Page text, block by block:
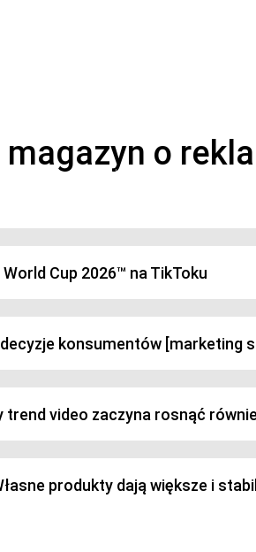
magazyn o marketingu, reklamie i
Cup 2026™ na TikToku
konsumentów [marketing
trend video zaczyna rosnąć
produkty dają większe i